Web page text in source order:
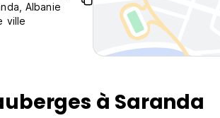
Albanie
ville
à Saranda